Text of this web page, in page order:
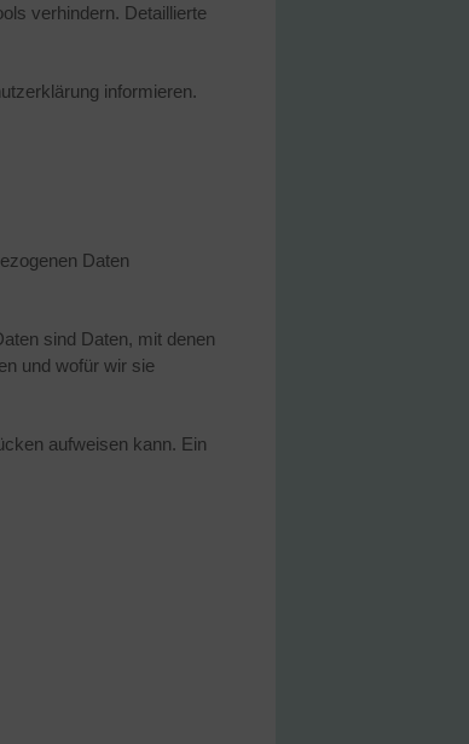
verhindern. Detaillierte
informieren.
Daten
sind Daten, mit denen
und wofür wir sie
aufweisen kann. Ein